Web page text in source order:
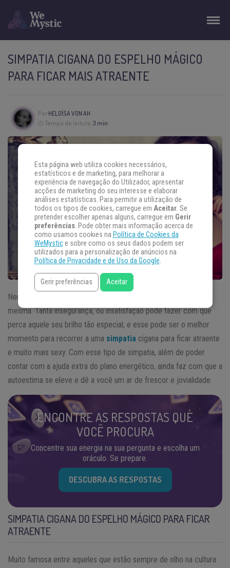
SIMPATIA CIGANA DO ESPELHO MÁGICO
PARA FICAR MAIS ATRAENTE
Por HELOÍSA VON AH
Tempo de leitura: 3 min
Nem sempre se está em sua melhor forma, ou bem consigo
mesma. Tanta insegurança, ou insatisfação pode fazer com que
perca aquele seu brilho tão especial, e esse pode ser o melhor
momento para recorrer a uma simpatia cigana para ficar atraente
e muito mais sexy. Com esse tipo de simpatia, além de poder
contar com a ajuda extra do plano energético, ainda faz com que a
autoestima se eleve e dê a você um ar de frescor e jovialidade.
ENCONTRE AS RESPOSTAS QUE
VOCÊ PROCURA
Concentre sua energia na sua pergunta e escolha um
oráculo. Se prepare.
DESCUBRA AS RESPOSTAS
SIMPATIA CIGANA DO ESPELHO MÁGICO PARA FICAR
ATRAENTE
Muito famosa entre aqueles que estão sempre de olho na cultura
Esta página web utiliza cookies necessários,
estatísticos e de marketing, para melhorar a
experiência de navegação do Utilizador, apresentar
acções de marketing do seu interesse e elaborar
análises estatísticas. Para permitir a utilização de
todos os tipos de cookies, carregue em Aceitar. Se
pretender escolher apenas alguns, carregue em Gerir
preferências. Pode obter mais informação acerca de
como usamos cookies na Política de Cookies da
WeMystice sobre como os seus dados podem ser
utilizados para a personalização de anúncios na
Política de Privacidade e de Uso da Google.
Gerir preferências Aceitar